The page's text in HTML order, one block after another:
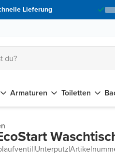
Lieferung
Armaturen Toiletten
|Unterputz|